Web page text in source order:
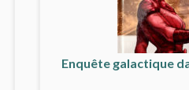
Enquête galactique